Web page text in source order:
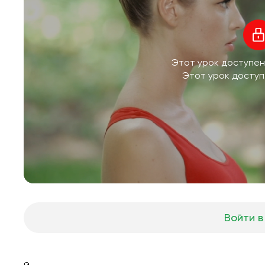
Этот урок
Этот урок
Войти